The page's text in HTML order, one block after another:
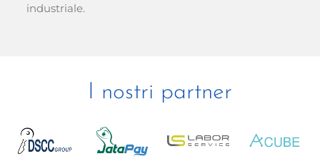
industriale.
I nostri partner